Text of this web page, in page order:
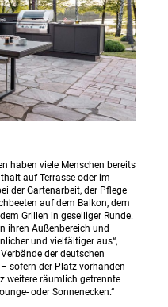
haben viele Menschen bereits
auf Terrasse oder im
der Gartenarbeit, der Pflege
auf dem Balkon, dem
Grillen in geselliger Runde.
ihren Außenbereich und
und vielfältiger aus“,
der deutschen
sofern der Platz vorhanden
weitere räumlich getrennte
oder Sonnenecken.“